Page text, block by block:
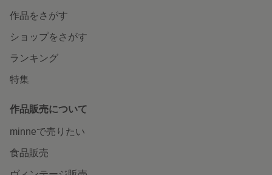
作品をさがす
ショップをさがす
ランキング
特集
作品販売について
minneで売りたい
食品販売